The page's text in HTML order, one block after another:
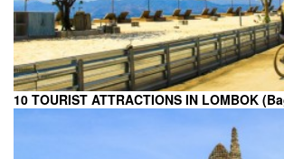
10 TOURIST ATTRACTIONS IN LOMBOK